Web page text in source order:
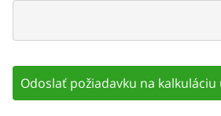
Odoslať požiadavku na